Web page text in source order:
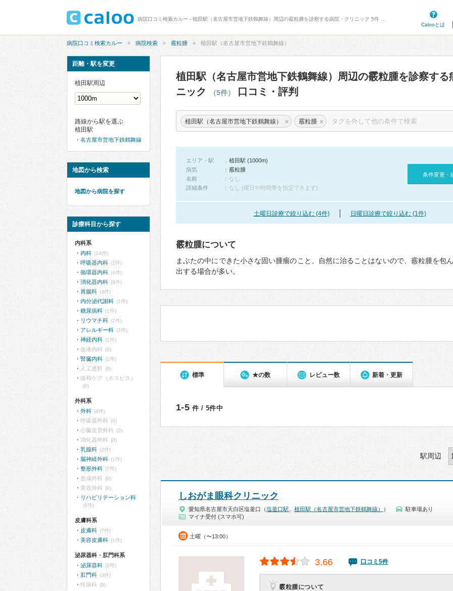
Calooとは
病院口コミ検索カルー 病院検索 霰粒腫 植田駅（名古屋市営地下鉄鶴舞線）
植田駅（名古屋市営地下鉄鶴舞線）周辺の霰粒腫を診察する
ニック
（5件） 口コミ・評判
植田駅（名古屋市営地下鉄鶴舞線） × 霰粒腫 ×
エリア・駅
植田駅 (1000m)
病気
霰粒腫
名称
なし
詳細条件
なし (曜日や時間帯を指定できます)
条件変更・
土曜日診療で絞り込む (4件) 日曜日診療で絞り込む (1件)
霰粒腫について
まぶたの中にできた小さな固い腫瘤のこと。自然に治ることはないので、霰粒腫を包
出する場合が多い。
標準 ★の数 レビュー数 新着・更新
1-5 件 / 5件中
駅周辺
しおがま眼科クリニック
愛知県名古屋市天白区塩釜口（塩釜口駅 植田駅（名古屋市営地下鉄鶴舞線） ）
駐車場あり
マイナ受付 (スマホ可)
土曜（〜13:00）
3.66 口コミ5件
霰粒腫について
距離・駅を変更
植田駅周辺
路線から駅を選ぶ
植田駅
名古屋市営地下鉄鶴舞線
地図から検索
地図から病院を探す
診療科目から探す
内科系
内科 (24件)
呼吸器内科 (2件)
循環器内科 (4件)
消化器内科 (8件)
胃腸科 (3件)
内分泌代謝科 (1件)
糖尿病科 (1件)
リウマチ科 (2件)
アレルギー科 (7件)
神経内科 (1件)
血液内科 (0)
腎臓内科 (1件)
人工透析 (0)
緩和ケア（ホスピス）
(0)
外科系
外科 (4件)
呼吸器外科 (0)
心臓血管外科 (0)
消化器外科 (0)
乳腺科 (2件)
脳神経外科 (1件)
整形外科 (7件)
形成外科 (0)
美容外科 (0)
リハビリテーション科
(5件)
皮膚科系
皮膚科 (7件)
美容皮膚科 (1件)
泌尿器科・肛門科系
泌尿器科 (2件)
肛門科 (3件)
性病科 (0)